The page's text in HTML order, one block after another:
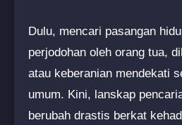
Dulu, mencari pasangan
perjodohan oleh orang tua,
atau keberanian mendekati
umum. Kini, lanskap
berubah drastis berkat